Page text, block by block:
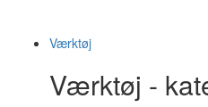
Værktøj
Værktøj -